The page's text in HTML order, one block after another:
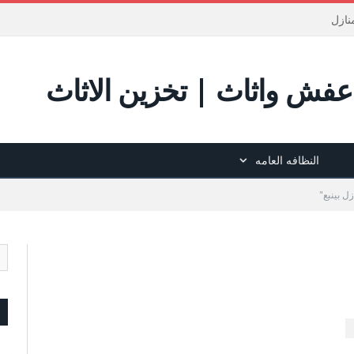
واثاث | تخزين الاثاث
النظافه العامه